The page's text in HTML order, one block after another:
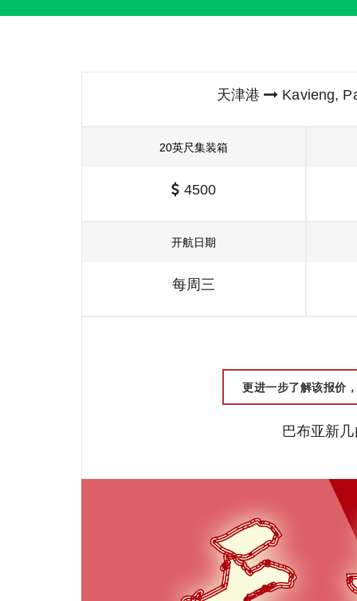
天津港 Kavieng,
20英尺集装箱
4500
开航日期
每周三
更进一步了解该报价
巴布亚新